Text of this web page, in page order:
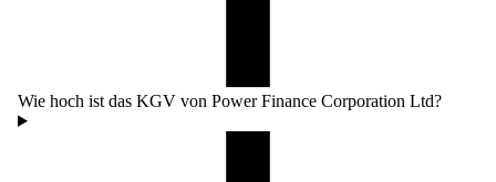
Wie hoch ist das KGV von Power Finance Corporation Ltd?